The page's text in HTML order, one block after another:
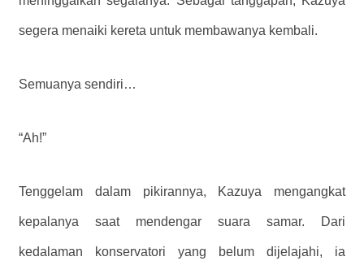
segera menaiki kereta untuk membawanya kembali.
Semuanya sendiri…
“Ah!”
Tenggelam dalam pikirannya, Kazuya mengangkat
kepalanya saat mendengar suara samar. Dari
kedalaman konservatori yang belum dijelajahi, ia